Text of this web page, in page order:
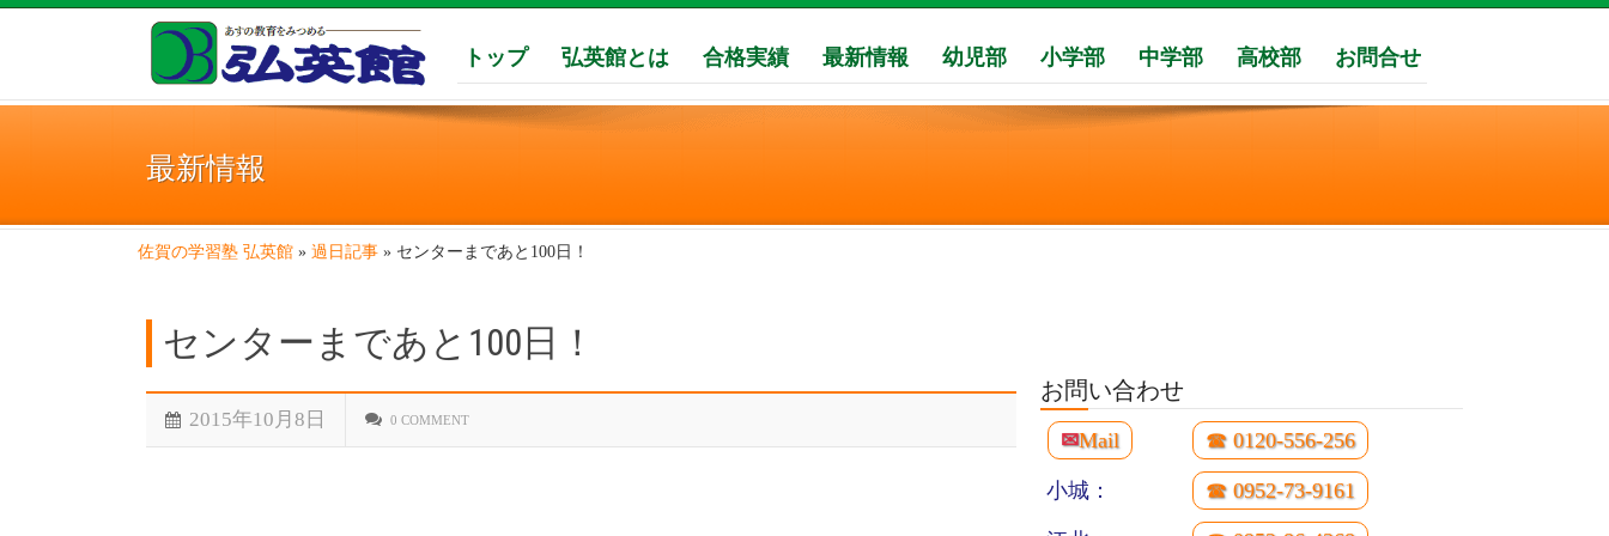
トップ 弘英館とは 合格実績 最新情報 幼児部 小学部 中学部 高校部 お問合せ
最新情報
佐賀の学習塾 弘英館 » 過日記事 » センターまであと100日！
センターまであと100日！
2015年10月8日 0 COMMENT
お問い合わせ
✉Mail ☎ 0120-556-256
小城： ☎ 0952-73-9161